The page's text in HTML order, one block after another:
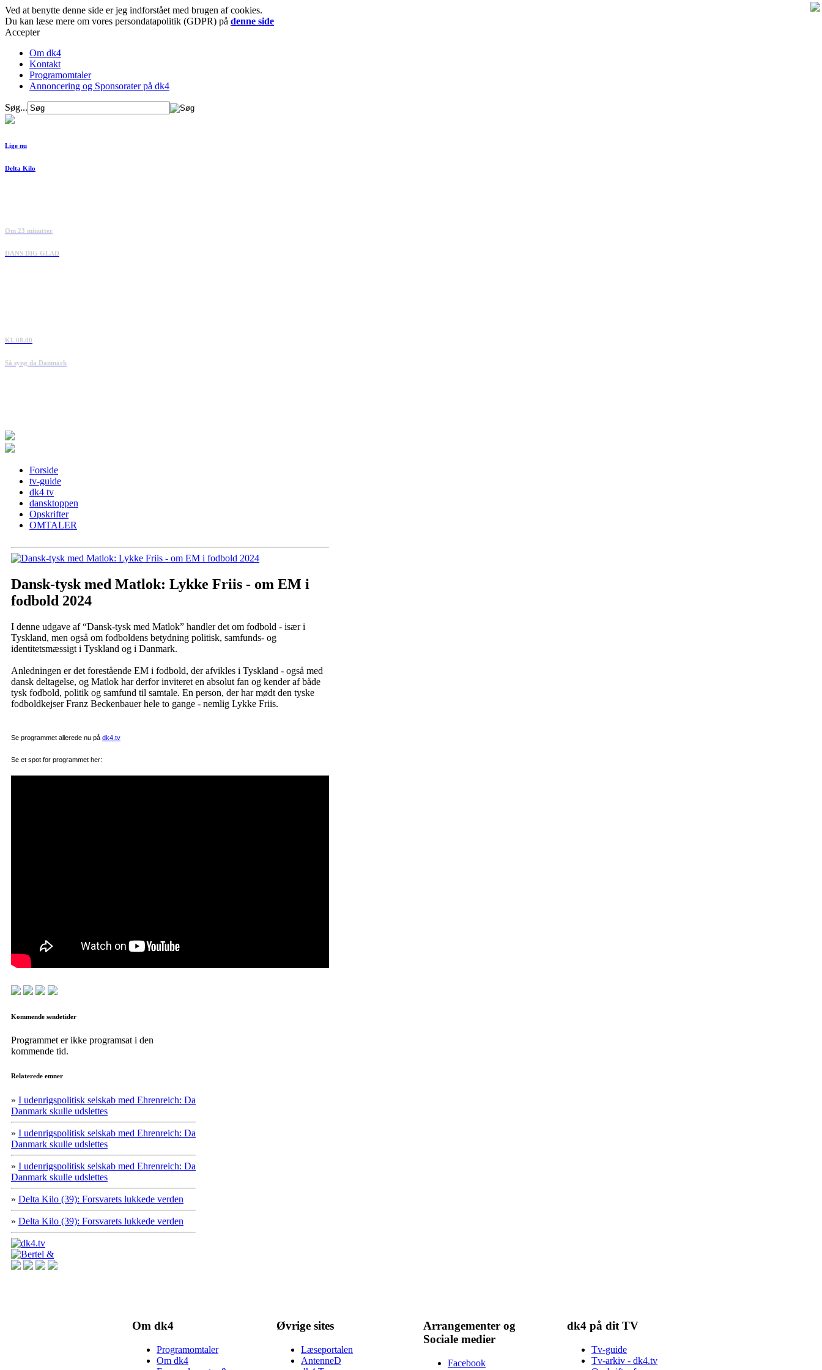
Ved at benytte denne side er jeg indforstået med brugen af cookies.
Du kan læse mere om vores persondatapolitik (GDPR) på denne side
Accepter
Om dk4
Kontakt
Programomtaler
Annoncering og Sponsorater på dk4
Søg...
Lige nu
Delta Kilo
Om 23 minutter
DANS DIG GLAD
Kl. 08.00
Så syng da Danmark
Forside
tv-guide
dk4 tv
dansktoppen
Opskrifter
OMTALER
Dansk-tysk med Matlok: Lykke Friis - om EM i
fodbold 2024
I denne udgave af “Dansk-tysk med Matlok” handler det om fodbold - især i
Tyskland, men også om fodboldens betydning politisk, samfunds- og
identitetsmæssigt i Tyskland og i Danmark.
Anledningen er det forestående EM i fodbold, der afvikles i Tyskland - også med
dansk deltagelse, og Matlok har derfor inviteret en absolut fan og kender af både
tysk fodbold, politik og samfund til samtale. En person, der har mødt den tyske
fodboldkejser Franz Beckenbauer hele to gange - nemlig Lykke Friis.
Se programmet allerede nu på dk4.tv
Se et spot for programmet her:
Kommende sendetider
Programmet er ikke programsat i den
kommende tid.
Relaterede emner
» I udenrigspolitisk selskab med Ehrenreich: Da
Danmark skulle udslettes
» I udenrigspolitisk selskab med Ehrenreich: Da
Danmark skulle udslettes
» I udenrigspolitisk selskab med Ehrenreich: Da
Danmark skulle udslettes
» Delta Kilo (39): Forsvarets lukkede verden
» Delta Kilo (39): Forsvarets lukkede verden
Om dk4
Programomtaler
Om dk4
Øvrige sites
Læseportalen
AntenneD
Arrangementer og
Sociale medier
Facebook
dk4 på dit TV
Tv-guide
Tv-arkiv - dk4.tv